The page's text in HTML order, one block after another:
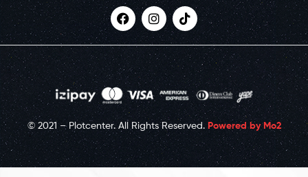
© 2021 – Plotcenter. All Rights Reserved. Powered by Mo2